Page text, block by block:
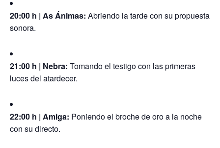
20:00 h | As Ánimas: Abriendo la tarde con su propuesta
sonora.
21:00 h | Nebra: Tomando el testigo con las primeras
luces del atardecer.
22:00 h | Amiga: Poniendo el broche de oro a la noche
con su directo.